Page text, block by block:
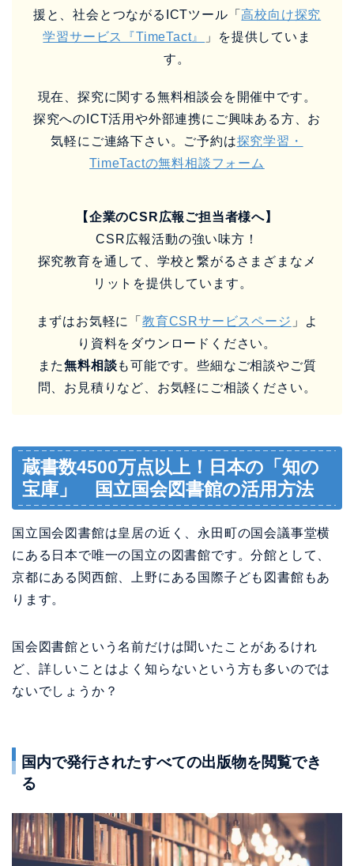
援と、社会とつながるICTツール「高校向け探究
学習サービス『TimeTact』
」を提供していま
す。
現在、探究に関する無料相談会を開催中です。
探究へのICT活用や外部連携にご興味ある方、お
気軽にご連絡下さい。ご予約は探究学習・
TimeTactの無料相談フォーム
【企業のCSR広報ご担当者様へ】
CSR広報活動の強い味方！
探究教育を通して、学校と繋がるさまざまなメ
リットを提供しています。
まずはお気軽に「教育CSRサービスページ 」よ
り資料をダウンロードください。
また無料相談も可能です。些細なご相談やご質
問、お見積りなど、お気軽にご相談ください。
蔵書数4500万点以上！日本の「知の
宝庫」 国立国会図書館の活用方法
国立国会図書館は皇居の近く、永田町の国会議事堂横
にある日本で唯一の国立の図書館です。分館として、
京都にある関西館、上野にある国際子ども図書館もあ
ります。
国会図書館という名前だけは聞いたことがあるけれ
ど、詳しいことはよく知らないという方も多いのでは
ないでしょうか？
国内で発行されたすべての出版物を閲覧でき
る